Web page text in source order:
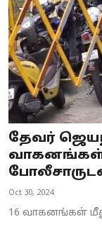
தேவர்
வாகனங்கள்
Oct 30, 2024
16 வாகனங்கள்